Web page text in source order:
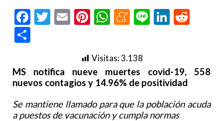
Facebook
Twitter
EmailPinterest
WhatsApp
Meneame
Line
Visitas:3.138
MS notifica nueve muertes covid-19, 558
nuevos contagios y 14.96% de positividad
Se mantiene llamado para que la población acuda
a puestos de vacunación y cumpla normas